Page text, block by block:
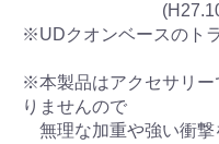
(H27.10
※UDクオンベースのト
※本製品はアクセサリー
りませんので
無理な加重や強い衝撃